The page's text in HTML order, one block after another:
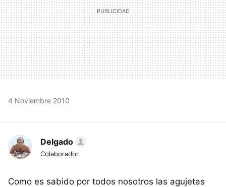
4 Noviembre 2010
Delgado
Colaborador
Como es sabido por todos nosotros las agujetas